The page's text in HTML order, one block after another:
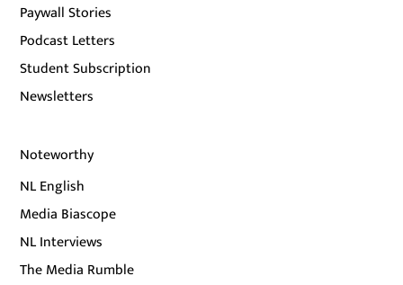
Paywall Stories
Podcast Letters
Student Subscription
Newsletters
Noteworthy
NL English
Media Biascope
NL Interviews
The Media Rumble